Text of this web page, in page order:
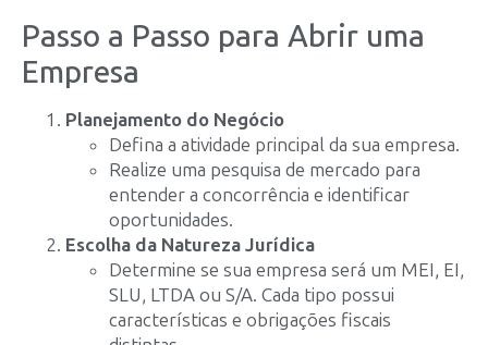
Passo a Passo para Abrir uma
Empresa
Planejamento do Negócio
Defina a atividade principal da sua empresa.
Realize uma pesquisa de mercado para
entender a concorrência e identificar
oportunidades.
Escolha da Natureza Jurídica
Determine se sua empresa será um MEI, EI,
SLU, LTDA ou S/A. Cada tipo possui
características e obrigações fiscais